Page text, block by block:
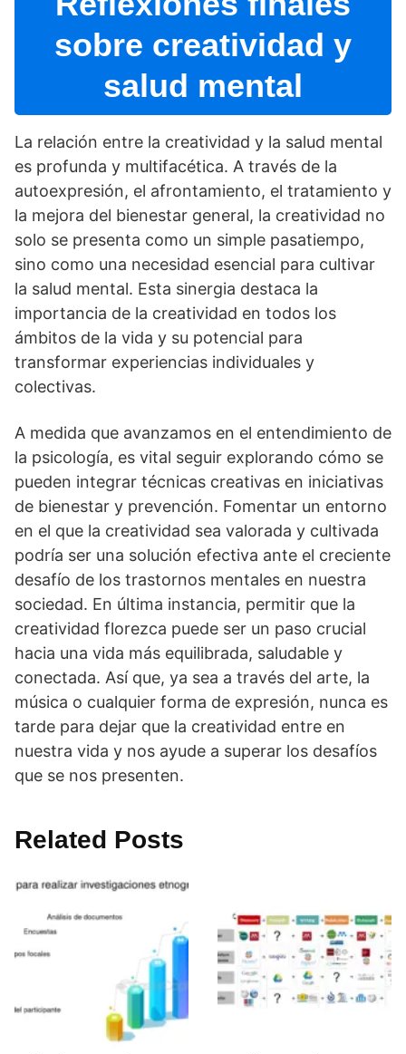
sobre creatividad y
salud mental
La relación entre la creatividad y la salud mental
es profunda y multifacética. A través de la
autoexpresión, el afrontamiento, el tratamiento y
la mejora del bienestar general, la creatividad no
solo se presenta como un simple pasatiempo,
sino como una necesidad esencial para cultivar
la salud mental. Esta sinergia destaca la
importancia de la creatividad en todos los
ámbitos de la vida y su potencial para
transformar experiencias individuales y
colectivas.
A medida que avanzamos en el entendimiento de
la psicologí­a, es vital seguir explorando cómo se
pueden integrar técnicas creativas en iniciativas
de bienestar y prevención. Fomentar un entorno
en el que la creatividad sea valorada y cultivada
podrí­a ser una solución efectiva ante el creciente
desafí­o de los trastornos mentales en nuestra
sociedad. En última instancia, permitir que la
creatividad florezca puede ser un paso crucial
hacia una vida más equilibrada, saludable y
conectada. Así­ que, ya sea a través del arte, la
música o cualquier forma de expresión, nunca es
tarde para dejar que la creatividad entre en
nuestra vida y nos ayude a superar los desafí­os
que se nos presenten.
Related Posts